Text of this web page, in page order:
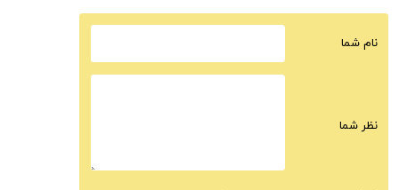
نام شما
نظر شما